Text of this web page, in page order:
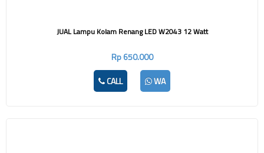
JUAL Lampu Kolam Renang LED W2043 12 Watt
Rp 650.000
CALL
WA